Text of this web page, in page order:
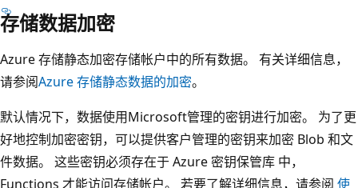
存储数据加密
Azure 存储静态加密存储帐户中的所有数据。 有关详细信息，
请参阅Azure 存储静态数据的加密。
默认情况下，数据使用Microsoft管理的密钥进行加密。 为了更
好地控制加密密钥，可以提供客户管理的密钥来加密 Blob 和文
件数据。 这些密钥必须存在于 Azure 密钥保管库 中，
Functions 才能访问存储帐户。 若要了解详细信息，请参阅 使